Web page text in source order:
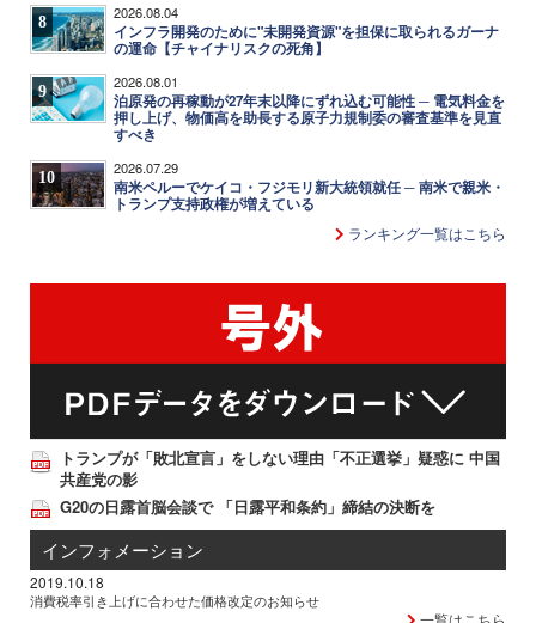
8 2026.08.04
インフラ開発のために"未開発資源"を担保に取られるガーナ
の運命【チャイナリスクの死角】
9 2026.08.01
泊原発の再稼動が27年末以降にずれ込む可能性 ─ 電気料金を
押し上げ、物価高を助長する原子力規制委の審査基準を見直
すべき
10 2026.07.29
南米ペルーでケイコ・フジモリ新大統領就任 ─ 南米で親米・
トランプ支持政権が増えている
ランキング一覧はこちら
トランプが「敗北宣言」をしない理由「不正選挙」疑惑に 中国
共産党の影
G20の日露首脳会談で 「日露平和条約」締結の決断を
インフォメーション
2019.10.18
消費税率引き上げに合わせた価格改定のお知らせ
一覧はこちら